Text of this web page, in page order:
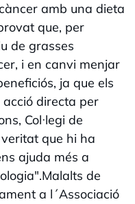
amb una dieta
que, per
de grasses
i en canvi menjar
ja que els
directa per
Col·legi de
que hi ha
ajuda més a
de
a l´Associació